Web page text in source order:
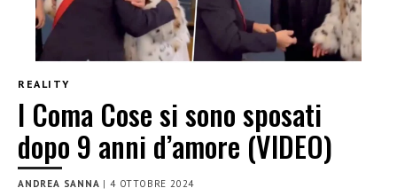
REALITY
I Coma Cose si sono sposati
dopo 9 anni d’amore (VIDEO)
ANDREA SANNA |4 OTTOBRE 2024